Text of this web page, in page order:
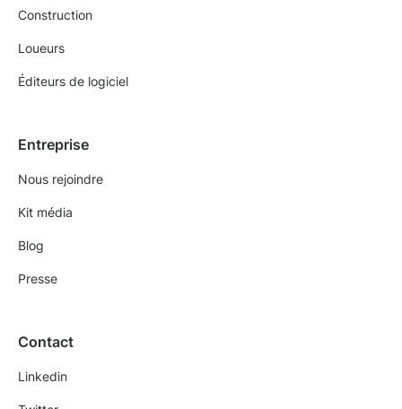
Construction
Loueurs
Éditeurs de logiciel
Entreprise
Nous rejoindre
Kit média
Blog
Presse
Contact
Linkedin